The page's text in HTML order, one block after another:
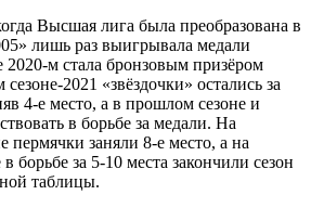
Высшая лига была преобразована в
лишь раз выигрывала медали
м стала бронзовым призёром
2021 «звёздочки» остались за
4-е место, а в прошлом сезоне и
в борьбе за медали. На
пермячки заняли 8-е место, а на
борьбе за 5-10 места закончили сезон
таблицы.